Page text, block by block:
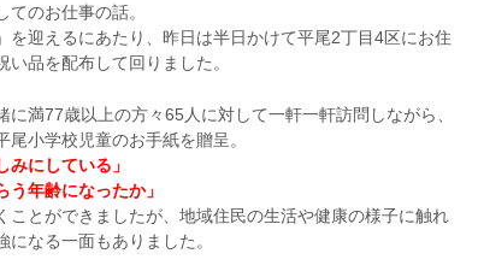
てのお仕事の話。
を迎えるにあたり、昨日は半日かけて平尾2丁目4区にお住
品を配布して回りました。
に満77歳以上の方々65人に対して一軒一軒訪問しながら、
小学校児童のお手紙を贈呈。
みにしている」
う年齢になったか」
ことができましたが、地域住民の生活や健康の様子に触れ
なる一面もありました。